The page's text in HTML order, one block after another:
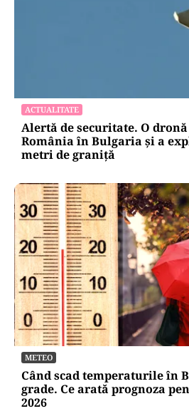
ACTUALITATE
Alertă de securitate. O
România în Bulgaria şi a
metri de graniţă
METEO
Când scad temperaturile în
grade. Ce arată prognoza
2026